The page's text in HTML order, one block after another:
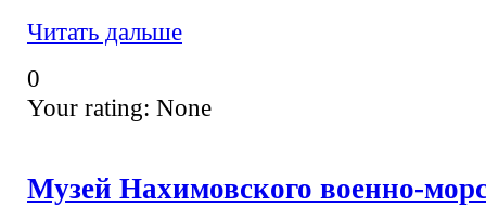
Читать дальше
0
Your rating: None
Музей Нахимовского военно-